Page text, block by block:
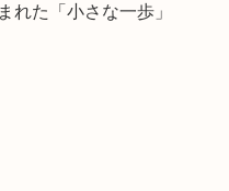
れた「小さな一歩」